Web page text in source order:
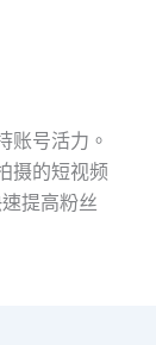
账号活力。
摄的短视频
提高粉丝